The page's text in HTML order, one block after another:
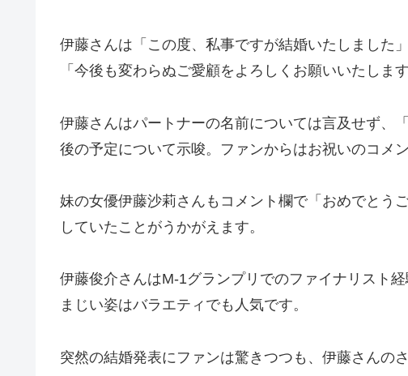
伊藤さんは「この度、私事ですが結婚いたしました
「今後も変わらぬご愛顧をよろしくお願いいたしま
伊藤さんはパートナーの名前については言及せず、
後の予定について示唆。ファンからはお祝いのコメ
妹の女優伊藤沙莉さんもコメント欄で「おめでとう
していたことがうかがえます。
伊藤俊介さんはM-1グランプリでのファイナリスト
まじい姿はバラエティでも人気です。
突然の結婚発表にファンは驚きつつも、伊藤さんの